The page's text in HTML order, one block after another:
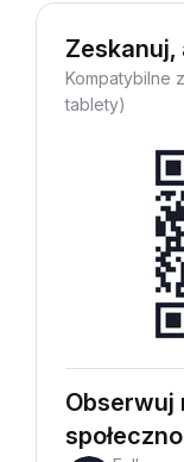
Zeskanuj,
Kompatybilne
tablety)
Obserwuj